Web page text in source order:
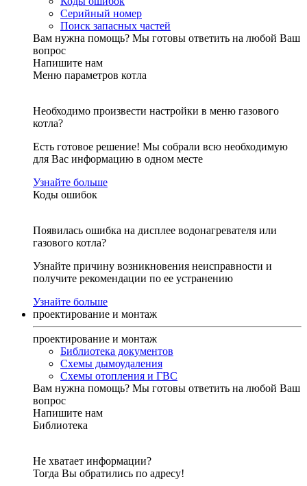
Серийный номер
Поиск запасных частей
Вам нужна помощь? Мы готовы ответить на любой Ваш
вопрос
Напишите нам
Меню параметров котла
Необходимо произвести настройки в меню газового
котла?
Есть готовое решение! Мы собрали всю необходимую
для Вас информацию в одном месте
Узнайте больше
Коды ошибок
Появилась ошибка на дисплее водонагревателя или
газового котла?
Узнайте причину возникновения неисправности и
получите рекомендации по ее устранению
Узнайте больше
проектирование и монтаж
проектирование и монтаж
Библиотека документов
Схемы дымоудаления
Схемы отопления и ГВС
Вам нужна помощь? Мы готовы ответить на любой Ваш
вопрос
Напишите нам
Библиотека
Не хватает информации?
Тогда Вы обратились по адресу!